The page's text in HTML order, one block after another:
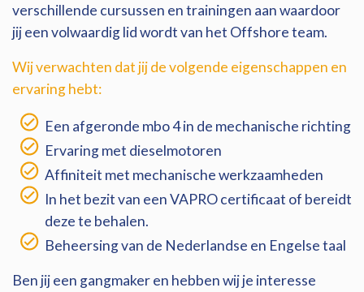
verschillende cursussen en trainingen aan waardoor
jij een volwaardig lid wordt van het Offshore team.
Wij verwachten dat jij de volgende eigenschappen en
ervaring hebt:
Een afgeronde mbo 4 in de mechanische richting
Ervaring met dieselmotoren
Affiniteit met mechanische werkzaamheden
In het bezit van een VAPRO certificaat of bereidt
deze te behalen.
Beheersing van de Nederlandse en Engelse taal
Ben jij een gangmaker en hebben wij je interesse